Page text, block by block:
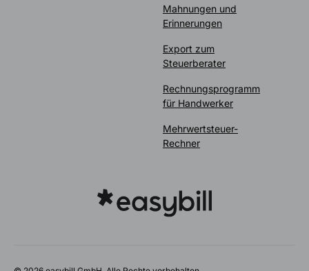
Mahnungen und
Erinnerungen
Export zum
Steuerberater
Rechnungsprogramm
für Handwerker
Mehrwertsteuer-
Rechner